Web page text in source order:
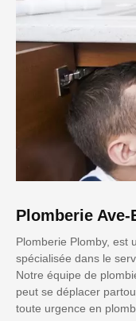
Plomberie Ave-
Plomberie Plomby, est
spécialisée dans le
Notre équipe de
peut se déplacer
toute urgence en